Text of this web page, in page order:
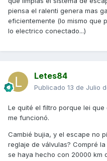
piensa el ralenti genera mas
eficientemente (lo mismo que
lo electrico conectado...)
Letes84
Publicado 13 de Julio
Le quité el filtro porque lei
me funcionó.
Cambié bujia, y el escape no
reglaje de válvulas? Compré
se haya hecho con 20000 km